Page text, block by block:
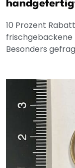
10 Prozent
frischgebackene
Besonders